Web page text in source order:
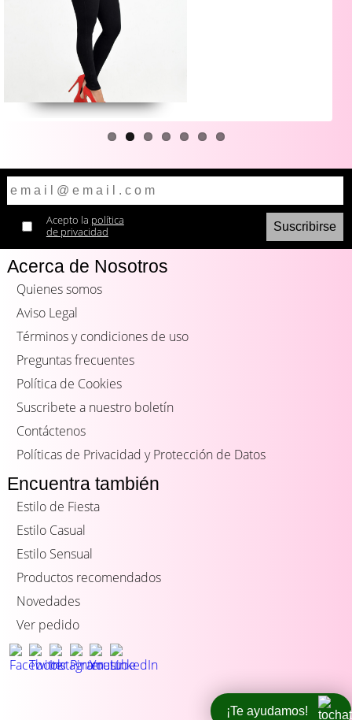
Acepto la política
de privacidad
Acerca de Nosotros
Quienes somos
Aviso Legal
Términos y condiciones de uso
Preguntas frecuentes
Política de Cookies
Suscribete a nuestro boletín
Contáctenos
Políticas de Privacidad y Protección de Datos
Encuentra también
Estilo de Fiesta
Estilo Casual
Estilo Sensual
Productos recomendados
Novedades
Ver pedido
¡Te ayudamos!